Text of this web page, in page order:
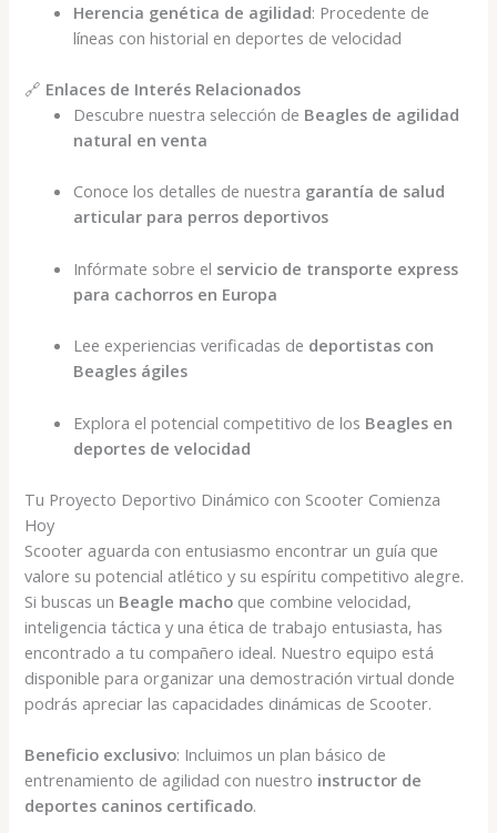
Herencia genética de agilidad: Procedente de
líneas con historial en deportes de velocidad
🔗 Enlaces de Interés Relacionados
Descubre nuestra selección de Beagles de agilidad
natural en venta
Conoce los detalles de nuestra garantía de salud
articular para perros deportivos
Infórmate sobre el servicio de transporte express
para cachorros en Europa
Lee experiencias verificadas de deportistas con
Beagles ágiles
Explora el potencial competitivo de los Beagles en
deportes de velocidad
Tu Proyecto Deportivo Dinámico con Scooter Comienza
Hoy
Scooter aguarda con entusiasmo encontrar un guía que
valore su potencial atlético y su espíritu competitivo alegre.
Si buscas un Beagle macho que combine velocidad,
inteligencia táctica y una ética de trabajo entusiasta, has
encontrado a tu compañero ideal. Nuestro equipo está
disponible para organizar una demostración virtual donde
podrás apreciar las capacidades dinámicas de Scooter.
Beneficio exclusivo: Incluimos un plan básico de
entrenamiento de agilidad con nuestro instructor de
deportes caninos certificado.